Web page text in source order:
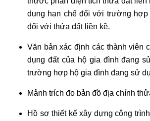
dụng hạn chế đối với trường hợp
đối với thửa đất liền kề.
Văn bản xác định các thành viên
dụng đất của hộ gia đình đang
trường hợp hộ gia đình đang sử
Mảnh trích đo bản đồ địa chính
Hồ sơ thiết kế xây dựng công